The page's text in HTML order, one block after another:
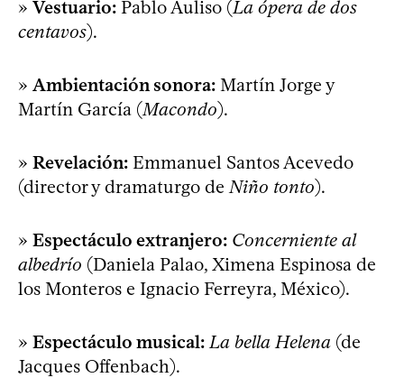
» Vestuario: Pablo Auliso (La ópera de dos
centavos).
» Ambientación sonora: Martín Jorge y
Martín García (Macondo).
» Revelación: Emmanuel Santos Acevedo
(director y dramaturgo de Niño tonto).
» Espectáculo extranjero: Concerniente al
albedrío (Daniela Palao, Ximena Espinosa de
los Monteros e Ignacio Ferreyra, México).
» Espectáculo musical: La bella Helena (de
Jacques Offenbach).